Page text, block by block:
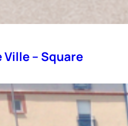
– Square